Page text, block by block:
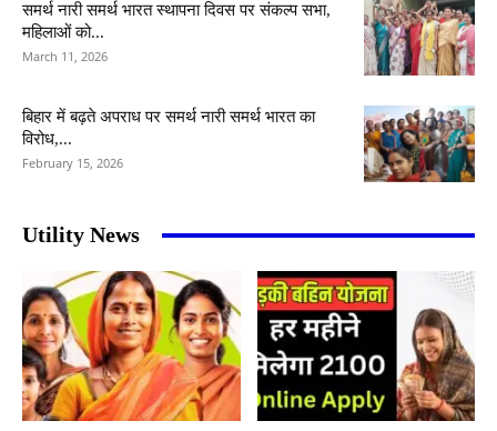
समर्थ नारी समर्थ भारत स्थापना दिवस पर संकल्प सभा,
महिलाओं को...
March 11, 2026
बिहार में बढ़ते अपराध पर समर्थ नारी समर्थ भारत का
विरोध,...
February 15, 2026
Utility News